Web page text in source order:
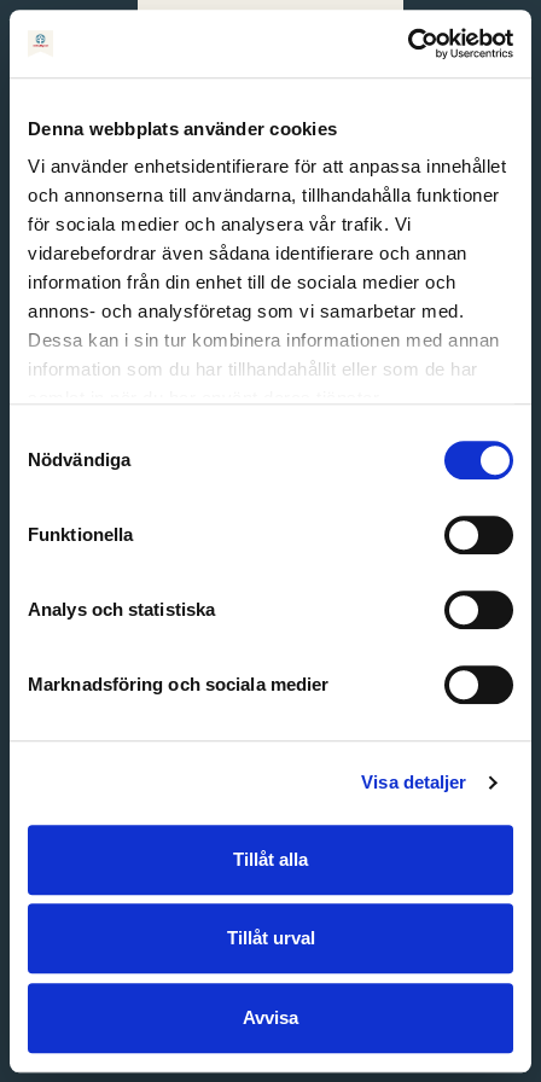
Denna webbplats använder cookies
Vi använder enhetsidentifierare för att anpassa innehållet
och annonserna till användarna, tillhandahålla funktioner
för sociala medier och analysera vår trafik. Vi
vidarebefordrar även sådana identifierare och annan
information från din enhet till de sociala medier och
annons- och analysföretag som vi samarbetar med.
Dessa kan i sin tur kombinera informationen med annan
information som du har tillhandahållit eller som de har
Nödvändiga
Funktionella
Analys och statistiska
Marknadsföring och sociala medier
Visa detaljer
Tillåt alla
Tillåt urval
Avvisa
English
Svenska
Email address
Customer service